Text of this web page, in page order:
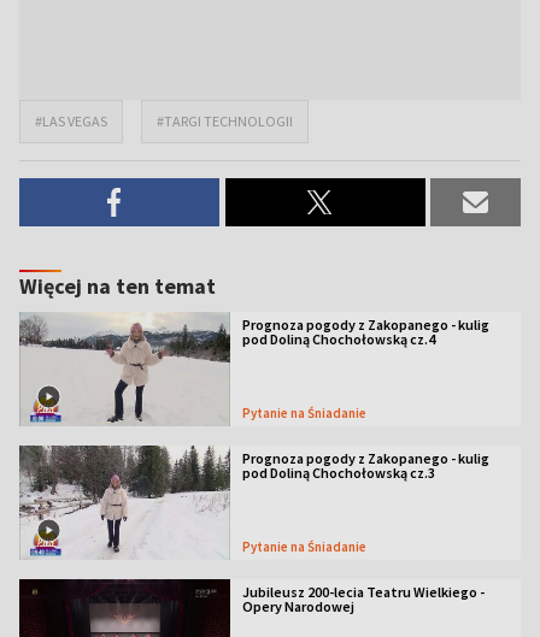
#LAS VEGAS #TARGI TECHNOLOGII
Więcej na ten temat
Prognoza pogody z Zakopanego - kulig
pod Doliną Chochołowską cz.4
Pytanie na Śniadanie
Prognoza pogody z Zakopanego - kulig
pod Doliną Chochołowską cz.3
Pytanie na Śniadanie
Jubileusz 200-lecia Teatru Wielkiego -
Opery Narodowej